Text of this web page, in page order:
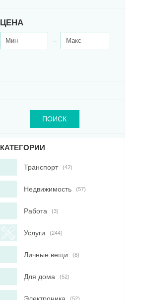
ЦЕНА
ПОИСК
КАТЕГОРИИ
Транспорт (42)
Недвижимость (57)
Работа (3)
Услуги (244)
Личные вещи (8)
Для дома (52)
(52)